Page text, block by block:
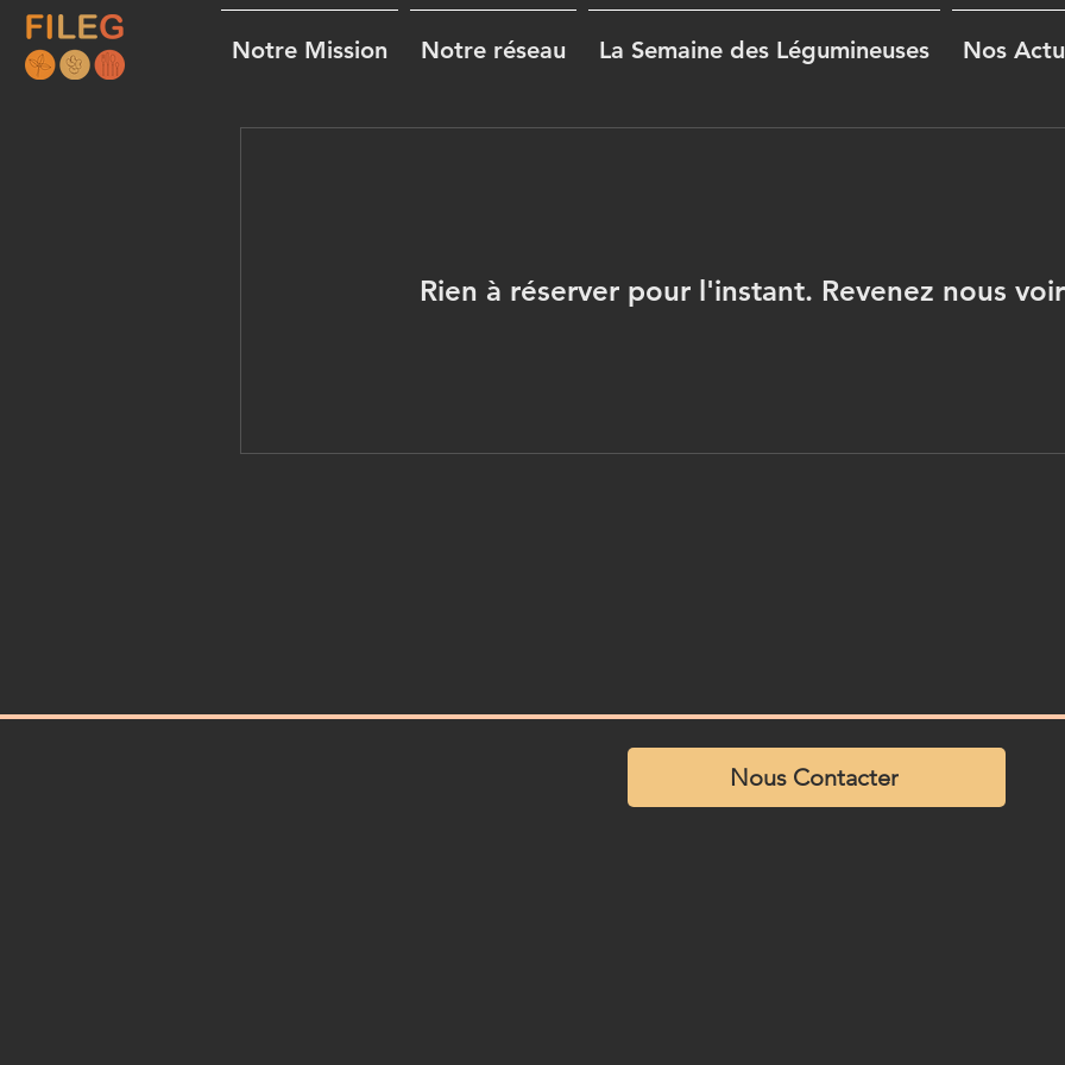
Notre Mission Notre réseau La Semaine des Légumineuses Nos
Rien à réserver pour l'instant. Revenez nous
Nous Contacter